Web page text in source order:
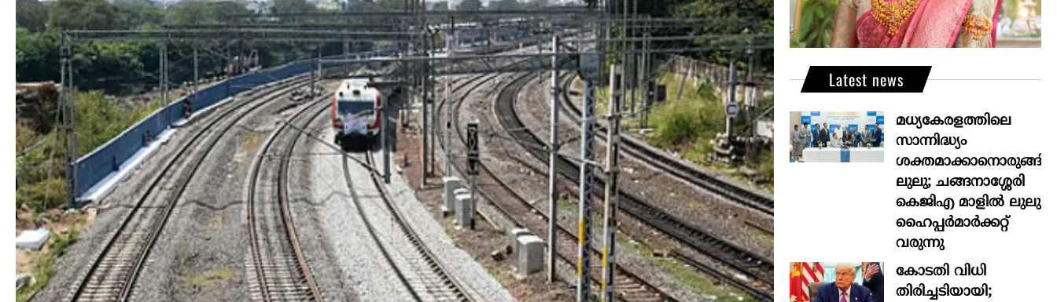
Latest news
മധ്യകേരളത്തിലെ
സാന്നിദ്ധ്യം
ശക്തമാക്കാനൊരുങ്ങി
ലുലു; ചങ്ങനാശ്ശേരി
കെജിഎ മാളിൽ ലുലു
ഹൈപ്പർമാർക്കറ്റ്
വരുന്നു
കോടതി വിധി
തിരിച്ചടിയായി;